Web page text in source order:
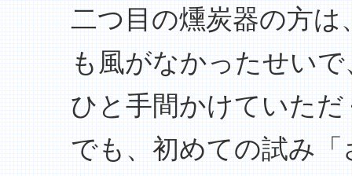
二つ目の燻炭器の方
も風がなかったせい
ひと手間かけていた
でも、初めての試み